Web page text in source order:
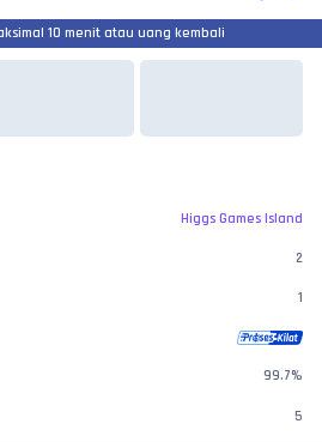
10 menit atau uang kembali
Higgs Games Island
2
1
99.7%
5